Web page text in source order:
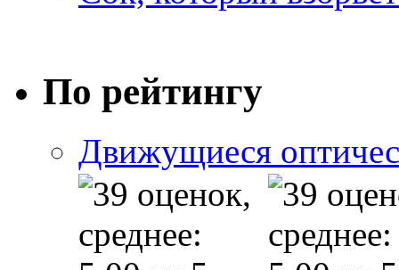
По рейтингу
Движущиеся